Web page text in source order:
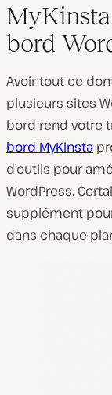
bord
Avoir tout ce
plusieurs sites
bord rend votre
bord MyKinsta
d’outils pour
WordPress.
supplément
dans chaque